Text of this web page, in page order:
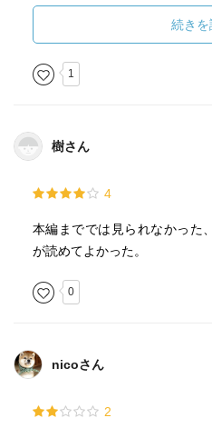
＜終幕のデクララルセ＞
3巻で、リリアナのおかげで
ンカですが、二人の結婚式まで
ロ。
結婚式までのこまごまな面倒
す。二人の結婚式前のイラス
ン、いいです。
リリアナがブランカに出会っ
ブランカの娘アスセーナと、
りのようです。
セロとブランカがあんまり
ですが、マルディシオンは狼
続きを
1
樹さん
4
本編まででは見られなかった
が読めてよかった。
0
nicoさん
2